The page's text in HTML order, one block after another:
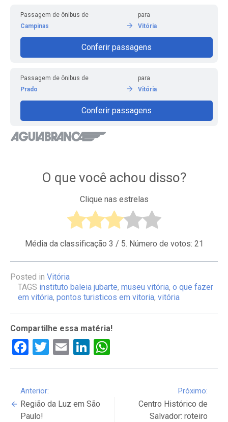
Passagem de ônibus de
Campinas
para
Vitória
Conferir passagens
Passagem de ônibus de
Prado
para
Vitória
Conferir passagens
O que você achou disso?
Clique nas estrelas
Média da classificação 3 / 5. Número de votos: 21
Posted in Vitória
TAGS instituto baleia jubarte, museu vitória, o que fazer
em vitória, pontos turisticos em vitoria, vitória
Compartilhe essa matéria!
Facebook
Twitter
EmailLinkedIn
Continue
Reading
Anterior:
Região da Luz em São
Paulo!
Próximo:
Centro Histórico de
Salvador: roteiro